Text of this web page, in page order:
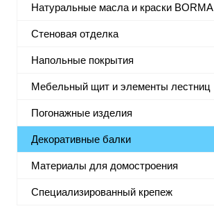
Натуральные масла и краски BORMA
Стеновая отделка
Напольные покрытия
Мебельный щит и элементы лестниц
Погонажные изделия
Декоративные балки
Материалы для домостроения
Специализированный крепеж